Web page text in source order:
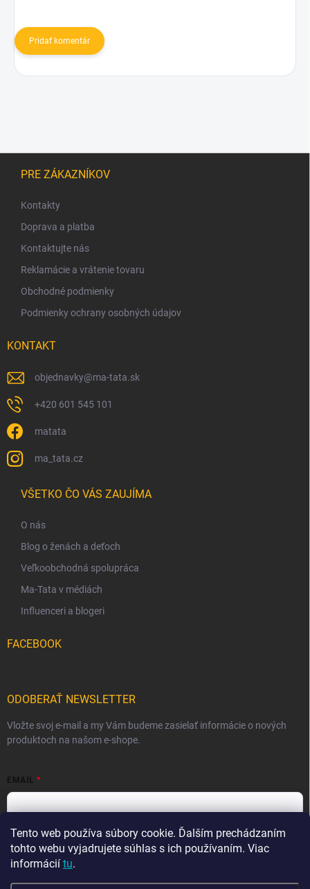
Tento web používa súbory cookie. Ďalším prechádzaním
tohto webu vyjadrujete súhlas s ich používaním. Viac
informácií tu.
Pridať komentár
PRE ZÁKAZNÍKOV
Kontakty
Doprava a platba
Kontaktujte nás
Reklamácie a vrátenie tovaru
Obchodné podmienky
Podmienky ochrany osobných údajov
KONTAKT
objednavky@ma-tata.sk
+420 601 545 101
matata
ma_tata.cz
VŠETKO ČO VÁS ZAUJÍMA
O nás
Blog o ženách a deťoch
Veľkoobchodná spolupráca
Ma-Tata v médiách
Influenceri a blogeri
FACEBOOK
ODOBERAŤ NEWSLETTER
Vložte svoj e-mail a my Vám budeme zasielať informácie o nových
produktoch na našom e-shope.
EMAIL
Vložením e-mailu súhlasíte spodmienkami ochrany osobných
údajov
Prihlásiť sa